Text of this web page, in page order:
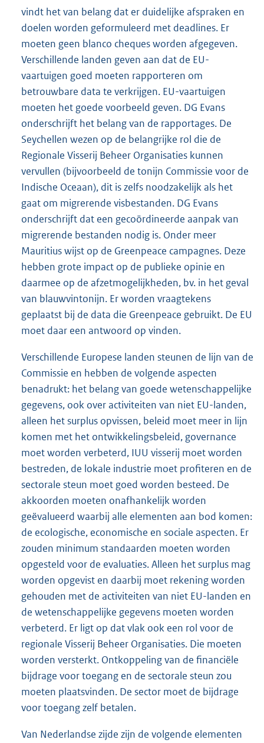
vindt het van belang dat er duidelijke afspraken en
doelen worden geformuleerd met deadlines. Er
moeten geen blanco cheques worden afgegeven.
Verschillende landen geven aan dat de EU-
vaartuigen goed moeten rapporteren om
betrouwbare data te verkrijgen. EU-vaartuigen
moeten het goede voorbeeld geven. DG Evans
onderschrijft het belang van de rapportages. De
Seychellen wezen op de belangrijke rol die de
Regionale Visserij Beheer Organisaties kunnen
vervullen (bijvoorbeeld de tonijn Commissie voor de
Indische Oceaan), dit is zelfs noodzakelijk als het
gaat om migrerende visbestanden. DG Evans
onderschrijft dat een gecoördineerde aanpak van
migrerende bestanden nodig is. Onder meer
Mauritius wijst op de Greenpeace campagnes. Deze
hebben grote impact op de publieke opinie en
daarmee op de afzetmogelijkheden, bv. in het geval
van blauwvintonijn. Er worden vraagtekens
geplaatst bij de data die Greenpeace gebruikt. De EU
moet daar een antwoord op vinden.
Verschillende Europese landen steunen de lijn van de
Commissie en hebben de volgende aspecten
benadrukt: het belang van goede wetenschappelijke
gegevens, ook over activiteiten van niet EU-landen,
alleen het surplus opvissen, beleid moet meer in lijn
komen met het ontwikkelingsbeleid, governance
moet worden verbeterd, IUU visserij moet worden
bestreden, de lokale industrie moet profiteren en de
sectorale steun moet goed worden besteed. De
akkoorden moeten onafhankelijk worden
geëvalueerd waarbij alle elementen aan bod komen:
de ecologische, economische en sociale aspecten. Er
zouden minimum standaarden moeten worden
opgesteld voor de evaluaties. Alleen het surplus mag
worden opgevist en daarbij moet rekening worden
gehouden met de activiteiten van niet EU-landen en
de wetenschappelijke gegevens moeten worden
verbeterd. Er ligt op dat vlak ook een rol voor de
regionale Visserij Beheer Organisaties. Die moeten
worden versterkt. Ontkoppeling van de financiële
bijdrage voor toegang en de sectorale steun zou
moeten plaatsvinden. De sector moet de bijdrage
voor toegang zelf betalen.
Van Nederlandse zijde zijn de volgende elementen